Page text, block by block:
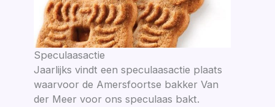
Speculaasactie
Jaarlijks vindt een speculaasactie plaats
waarvoor de Amersfoortse bakker Van
der Meer voor ons speculaas bakt.